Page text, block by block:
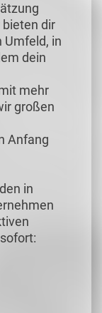
bieten dir
Umfeld, in
dein
mehr
großen
Anfang
in